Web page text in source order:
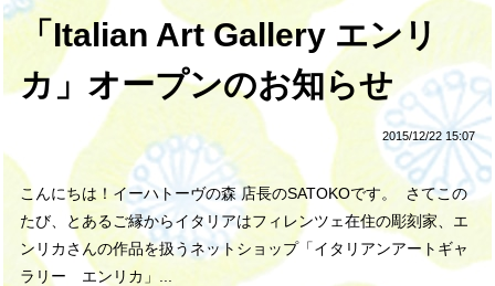
「Italian Art Gallery エンリ
カ」オープンのお知らせ
2015/12/22 15:07
こんにちは！イーハトーヴの森 店長のSATOKOです。 さてこの
たび、とあるご縁からイタリアはフィレンツェ在住の彫刻家、エ
ンリカさんの作品を扱うネットショップ「イタリアンアートギャ
ラリー エンリカ」...